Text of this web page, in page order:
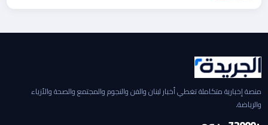
منصة إخبارية متكاملة تغطي أخبار لبنان والفن والنجوم والمجتمع والصحة والأزياء
والرياضة.